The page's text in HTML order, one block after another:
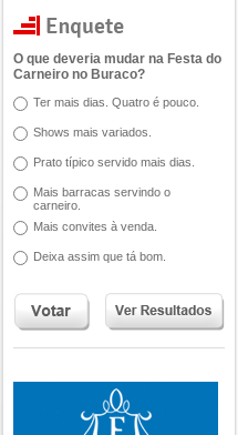
O que deveria mudar na Festa do
Carneiro no Buraco?
Ter mais dias. Quatro é pouco.
Shows mais variados.
Prato típico servido mais dias.
Mais barracas servindo o
carneiro.
Mais convites à venda.
Deixa assim que tá bom.